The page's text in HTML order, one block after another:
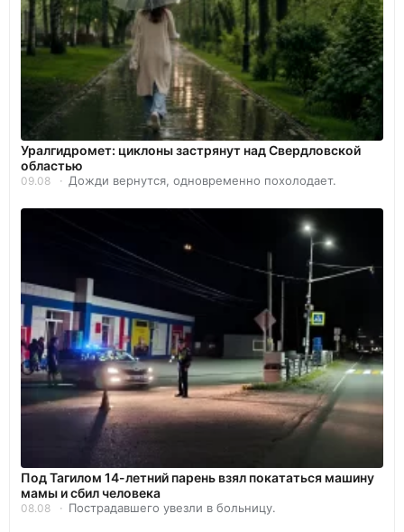
Уралгидромет: циклоны застрянут над Свердловской
областью
09.08 Дожди вернутся, одновременно похолодает.
Под Тагилом 14-летний парень взял покататься машину
мамы и сбил человека
08.08 Пострадавшего увезли в больницу.